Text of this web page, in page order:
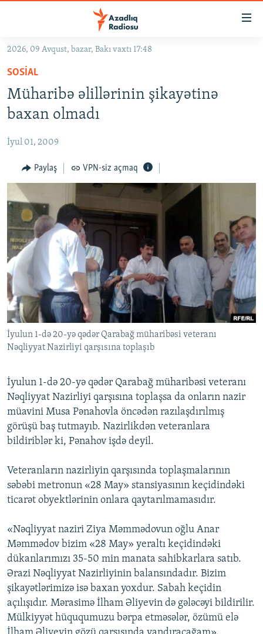
Əsas
qayıt
Əsas
naviqasiyaya
qayıt
Axtarışa
keç
GÜNDƏM
#İZAHLA
KORRUPSIOMETR
FƏRQƏ BAX
QANUNI DOĞRU
ARAŞDIRMA
MULTIMEDIA
VIDEO
FOTOQALEREYA
İNFOQRAFIKA
KARIKATURA
RADIO ARXIV
OXU ZALI
AZƏRBAYCAN ƏDƏBIYYATI KITABXANASI
İSLAM VƏ DEMOKRATIYA
İZ - MƏDƏNIYYƏT PROQRAMI
HAQQIMIZDA
MISSIYAMIZ
PEŞƏ ETIKASI VƏ JURNALISTIKA STANDARTLARIMIZ
MATERIALLARIMIZDAN ISTIFADƏ
AZADLIQRADIOSU MOBIL TELEFONUNUZDA
XƏBƏR BÜLLETENLƏRIMIZ
RFE/RL-in bütün saytları
2026, 09 Avqust, bazar, Bakı vaxtı 17:48
SOSIAL
Müharibə əlillərinin şikayətinə
baxan olmadı
İyul 01, 2009
Paylaş VPN-siz açmaq
İyulun 1-də 20-yə qədər Qarabağ müharibəsi veteranı
Nəqliyyat Nazirliyi qarşısına toplaşıb
İyulun 1-də 20-yə qədər Qarabağ müharibəsi veteranı
Nəqliyyat Nazirliyi qarşısına toplaşsa da onların nazir
müavini Musa Pənahovla öncədən razılaşdırılmış
görüşü baş tutmayıb. Nazirlikdən veteranlara
bildiriblər ki, Pənahov işdə deyil.
Veteranların nazirliyin qarşısında toplaşmalarının
səbəbi metronun «28 May» stansiyasının keçidindəki
ticarət obyektlərinin onlara qaytarılmamasıdır.
«Nəqliyyat naziri Ziya Məmmədovun oğlu Anar
Məmmədov bizim «28 May» yeraltı keçidindəki
dükanlarımızı 35-50 min manata sahibkarlara satıb.
Ərazi Nəqliyyat Nazirliyinin balansındadır. Bizim
şikayətlərimizə isə baxan yoxdur. Sabah keçidin
açılışıdır. Mərasimə İlham Əliyevin də gələcəyi bildirilir.
Mülkiyyət hüququmuzu bərpa etməsələr, özümü elə